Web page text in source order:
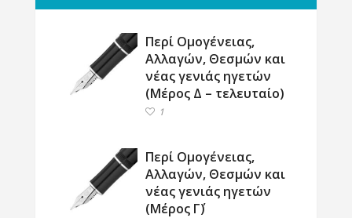
Περί Ομογένειας,
Αλλαγών, Θεσμών και
νέας γενιάς ηγετών
(Μέρος Δ – τελευταίο)
1
Περί Ομογένειας,
Αλλαγών, Θεσμών και
νέας γενιάς ηγετών
(Μέρος Γ΄)